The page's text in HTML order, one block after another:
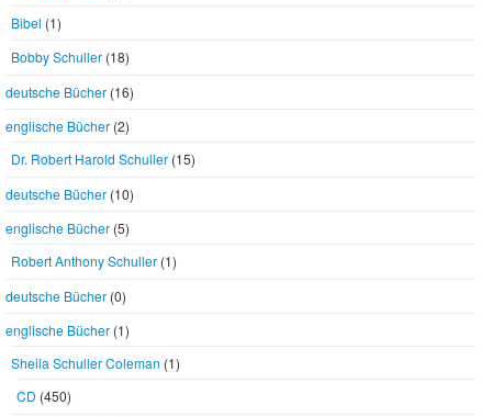
Bibel (1)
Bobby Schuller (18)
deutsche Bücher (16)
englische Bücher (2)
Dr. Robert Harold Schuller (15)
deutsche Bücher (10)
englische Bücher (5)
Robert Anthony Schuller (1)
deutsche Bücher (0)
englische Bücher (1)
Sheila Schuller Coleman (1)
CD (450)